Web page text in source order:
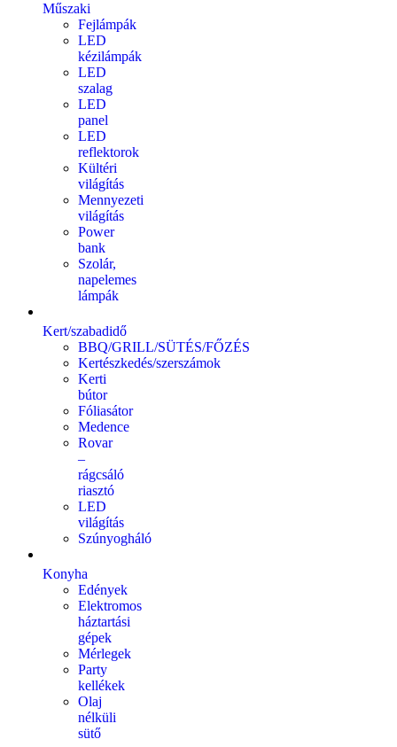
Műszaki
Fejlámpák
LED
kézilámpák
LED
szalag
LED
panel
LED
reflektorok
Kültéri
világítás
Mennyezeti
világítás
Power
bank
Szolár,
napelemes
lámpák
Kert/szabadidő
BBQ/GRILL/SÜTÉS/FŐZÉS
Kertészkedés/szerszámok
Kerti
bútor
Fóliasátor
Medence
Rovar
–
rágcsáló
riasztó
LED
világítás
Szúnyogháló
Konyha
Edények
Elektromos
háztartási
gépek
Mérlegek
Party
kellékek
Olaj
nélküli
sütő